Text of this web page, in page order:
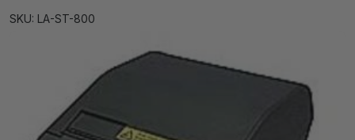
SKU: LA-ST-800